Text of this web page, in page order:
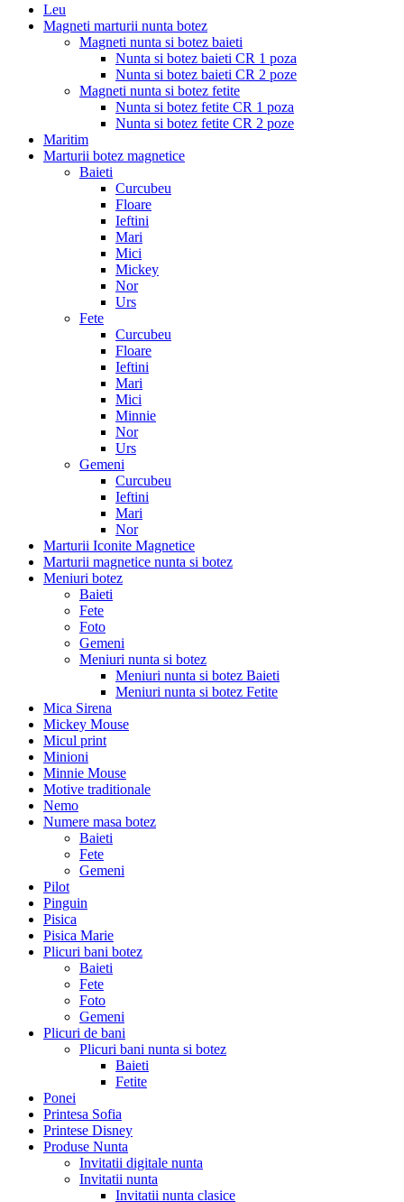
Leu
Magneti marturii nunta botez
Magneti nunta si botez baieti
Nunta si botez baieti CR 1 poza
Nunta si botez baieti CR 2 poze
Magneti nunta si botez fetite
Nunta si botez fetite CR 1 poza
Nunta si botez fetite CR 2 poze
Maritim
Marturii botez magnetice
Baieti
Curcubeu
Floare
Ieftini
Mari
Mici
Mickey
Nor
Urs
Fete
Curcubeu
Floare
Ieftini
Mari
Mici
Minnie
Nor
Urs
Gemeni
Curcubeu
Ieftini
Mari
Nor
Marturii Iconite Magnetice
Marturii magnetice nunta si botez
Meniuri botez
Baieti
Fete
Foto
Gemeni
Meniuri nunta si botez
Meniuri nunta si botez Baieti
Meniuri nunta si botez Fetite
Mica Sirena
Mickey Mouse
Micul print
Minioni
Minnie Mouse
Motive traditionale
Nemo
Numere masa botez
Baieti
Fete
Gemeni
Pilot
Pinguin
Pisica
Pisica Marie
Plicuri bani botez
Baieti
Fete
Foto
Gemeni
Plicuri de bani
Plicuri bani nunta si botez
Baieti
Fetite
Ponei
Printesa Sofia
Printese Disney
Produse Nunta
Invitatii digitale nunta
Invitatii nunta
Invitatii nunta clasice